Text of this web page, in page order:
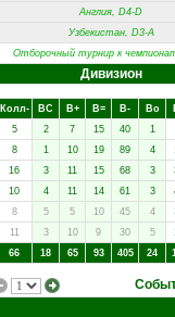
Англия, D4-D
Узбекистан, D3-A
Отборочный турнир к
Дивизион
Колл- ВC В+ В= В- Вo
5 2 7 15 40
1
8 1 10 19 89 4
16 3 11 15 68 3
10 4 11 14 61 3
8 5 5 10 45 4
11 3 10 9 30 5
66 18 65 93 405 24